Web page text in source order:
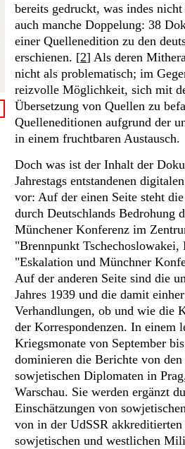
bereits gedruckt, was indes
auch manche Doppelung: 38
einer Quellenedition zu den
erschienen. [2] Als deren
nicht als problematisch; im
reizvolle Möglichkeit, sich mit
Übersetzung von Quellen zu
Quelleneditionen aufgrund der
in einem fruchtbaren Austausch.
Doch was ist der Inhalt der
Jahrestags entstandenen
vor: Auf der einen Seite steht
durch Deutschlands Bedrohung
Münchener Konferenz im
"Brennpunkt
"Eskalation und Münchner
Auf der anderen Seite sind die
Jahres 1939 und die damit
Verhandlungen, ob und wie die
der Korrespondenzen. In einem
Kriegsmonate von September
dominieren die Berichte von
sowjetischen Diplomaten in
Warschau. Sie werden ergänzt
Einschätzungen von
von in der UdSSR
sowjetischen und westlichen